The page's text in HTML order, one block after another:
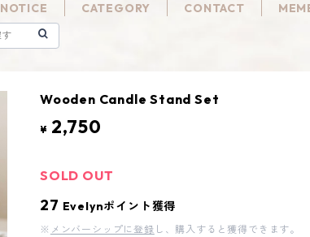
NOTICE CATEGORY CONTACT
Wooden Candle Stand Set
¥ 2,750
SOLD OUT
27 Evelynポイント獲得
※ メンバーシップに登録 し、購入すると獲得できます。